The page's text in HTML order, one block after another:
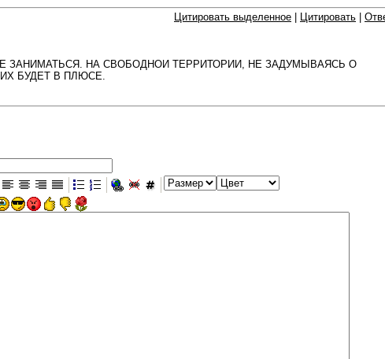
Цитировать выделенное Цитировать
ЗАНИМАТЬСЯ. НА СВОБОДНОИ ТЕРРИТОРИИ, НЕ ЗАДУМЫВАЯСЬ О
БУДЕТ В ПЛЮСЕ.